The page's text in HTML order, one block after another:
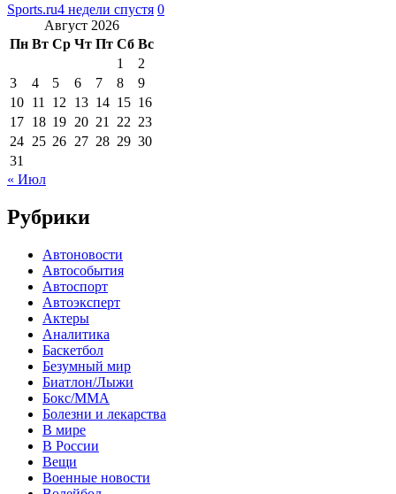
Sports.ru4 недели спустя 0
Август 2026
Пн Вт Ср Чт Пт Сб Вс
1
2
3
4 5 6 7 8
9
10 11 12 13 14 15 16
17 18 19 20 21 22 23
24 25 26 27 28 29 30
31
« Июл
Рубрики
Автоновости
Автособытия
Автоспорт
Автоэксперт
Актеры
Аналитика
Баскетбол
Безумный мир
Биатлон/Лыжи
Бокс/MMA
Болезни и лекарства
В мире
В России
Вещи
Военные новости